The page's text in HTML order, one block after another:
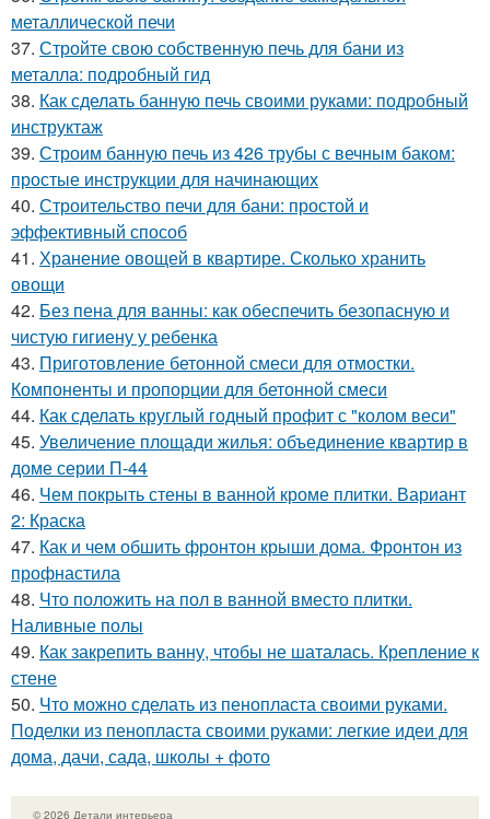
металлической печи
37. Стройте свою собственную печь для бани из
металла: подробный гид
38. Как сделать банную печь своими руками: подробный
инструктаж
39. Строим банную печь из 426 трубы с вечным баком:
простые инструкции для начинающих
40. Строительство печи для бани: простой и
эффективный способ
41. Хранение овощей в квартире. Сколько хранить
овощи
42. Без пена для ванны: как обеспечить безопасную и
чистую гигиену у ребенка
43. Приготовление бетонной смеси для отмостки.
Компоненты и пропорции для бетонной смеси
44. Как сделать круглый годный профит с "колом веси"
45. Увеличение площади жилья: объединение квартир в
доме серии П-44
46. Чем покрыть стены в ванной кроме плитки. Вариант
2: Краска
47. Как и чем обшить фронтон крыши дома. Фронтон из
профнастила
48. Что положить на пол в ванной вместо плитки.
Наливные полы
49. Как закрепить ванну, чтобы не шаталась. Крепление к
стене
50. Что можно сделать из пенопласта своими руками.
Поделки из пенопласта своими руками: легкие идеи для
дома, дачи, сада, школы + фото
© 2026 Детали интерьера